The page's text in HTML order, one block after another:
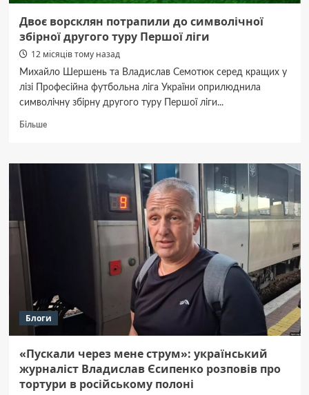
Двоє ворсклян потрапили до символічної
збірної другого туру Першої ліги
12 місяців тому назад
Михайло Шершень та Владислав Семотюк серед кращих у
лізі Професійна футбольна ліга України оприлюднила
символічну збірну другого туру Першої ліги...
БільшеДокладніше
ворсклян
Блоги
«Пускали через мене струм»: український
журналіст Владислав Єсипенко розповів про
тортури в російському полоні